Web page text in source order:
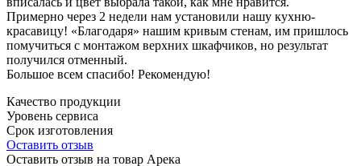
Примерно через 2 недели нам установили нашу кухню-
красавицу! «Благодаря» нашим кривым стенам, им пришлось
помучиться с монтажом верхних шкафчиков, но результат
получился отменный.
Большое всем спасибо! Рекомендую!
Качество продукции
Уровень сервиса
Срок изготовления
Оставить отзыв
Оставить отзыв на товар Арека